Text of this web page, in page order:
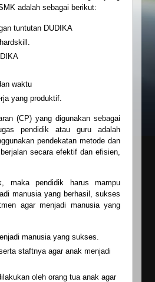
adalah sebagai berikut:
tuntutan DUDIKA
waktu
yang produktif.
(CP) yang digunakan sebagai
pendidik atau guru adalah
pendekatan metode dan
secara efektif dan efisien,
maka pendidik harus mampu
manusia yang berhasil, sukses
agar menjadi manusia yang
manusia yang sukses.
staftnya agar anak menjadi
oleh orang tua anak agar